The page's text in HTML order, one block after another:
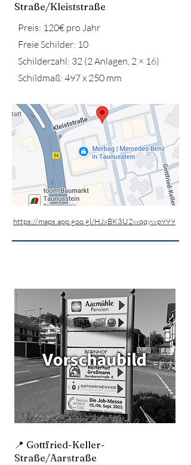
Straße/Kleiststraße
Preis: 120€ pro Jahr
Freie Schilder: 10
Schilderzahl: 32 (2 Anlagen, 2 × 16)
Schildmaß: 497 x 250 mm
https://maps.app.goo.gl/HJxBK3U2wqqywp999
📍 Gottfried-Keller-
Straße/Aarstraße